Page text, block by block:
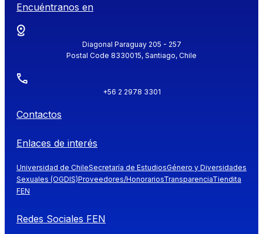
Encuéntranos en
Diagonal Paraguay 205 - 257
Postal Code 8330015, Santiago, Chile
+56 2 2978 3301
Contactos
Enlaces de interés
Universidad de ChileSecretaría de EstudiosGénero y Diversidades
Sexuales (OGDIS)Proveedores/HonorariosTransparenciaTiendita
FEN
Redes Sociales FEN